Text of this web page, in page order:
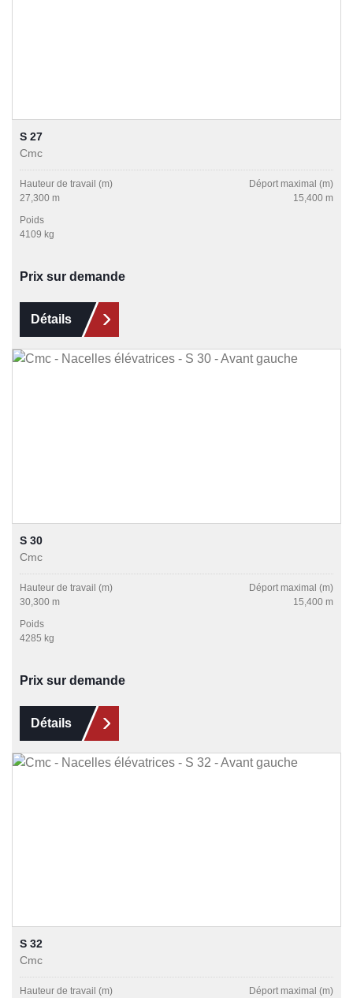
S 27
Cmc
Hauteur de travail (m)
27,300 m
Déport maximal (m)
15,400 m
Poids
4109 kg
Prix sur demande
Détails
S 30
Cmc
Hauteur de travail (m)
30,300 m
Déport maximal (m)
15,400 m
Poids
4285 kg
Prix sur demande
Détails
S 32
Cmc
Hauteur de travail (m)
Déport maximal (m)